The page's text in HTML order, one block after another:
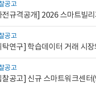
공고
전규격공개] 2026 스마트빌
공고
공고
찰공고] 신규 스마트워크센